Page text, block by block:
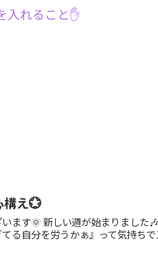
入れること✋
え💮
ます🌞 新しい週が始まりました
てる自分を労うかぁ』って気持ち